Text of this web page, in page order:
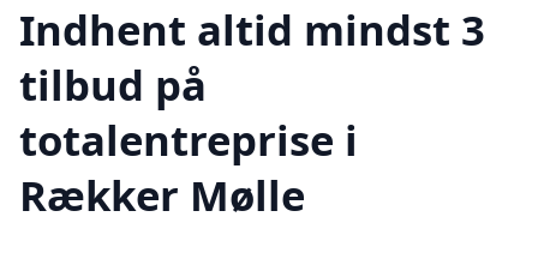
Indhent altid mindst 3
tilbud på
totalentreprise i
Rækker Mølle